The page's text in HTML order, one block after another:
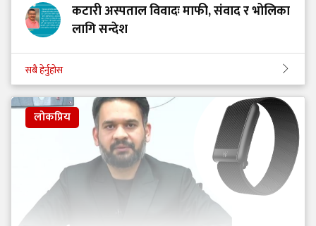
कटारी अस्पताल विवादः माफी, संवाद र भोलिका
लागि सन्देश
सबै हेर्नुहोस
लोकप्रिय